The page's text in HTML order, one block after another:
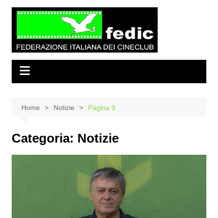
Salta
Home Notizie Pagina 9
Categoria: Notizie